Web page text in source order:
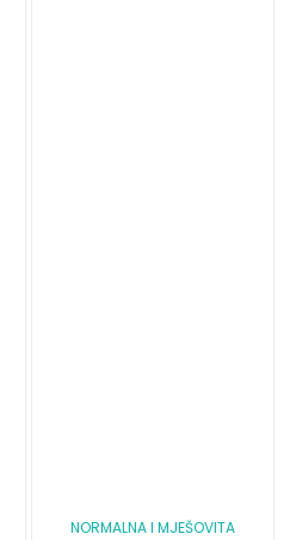
NORMALNA I MJEŠOVITA